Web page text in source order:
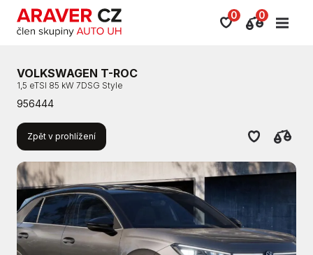
0 0
VOLKSWAGEN T-ROC
1,5 eTSI 85 kW 7DSG Style
956444
Zpět v prohlížení